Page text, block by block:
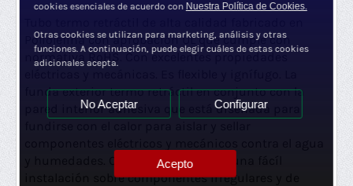
Poliolefina con aprobación UL que cumple con
normativa RoHS. Con excelentes propiedades
funda exterior termo retráctil en conjunto con la
pared interior adhesiva que está diseñada para
y humedades. Con un ratio 3:1 para una fácíl
instalación sobre componentes irregulares y de
cookies esenciales de acuerdo con Nuestra Política de Cookies.
Otras cookies se utilizan para marketing, análisis y otras
funciones. A continuación, puede elegir cuáles de estas cookies
adicionales acepta.
No Aceptar Configurar
Acepto